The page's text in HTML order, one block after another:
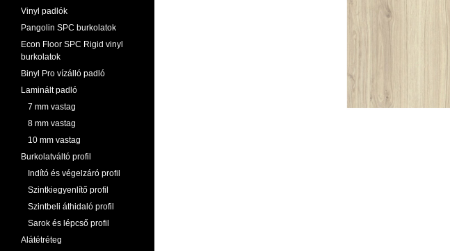
Vinyl padlók
Pangolin SPC burkolatok
Econ Floor SPC Rigid vinyl
burkolatok
Binyl Pro vízálló padló
Laminált padló
7 mm vastag
8 mm vastag
10 mm vastag
Burkolatváltó profil
Indító és végelzáró profil
Szintkiegyenlítő profil
Szintbeli áthidaló profil
Sarok és lépcső profil
Alátétréteg